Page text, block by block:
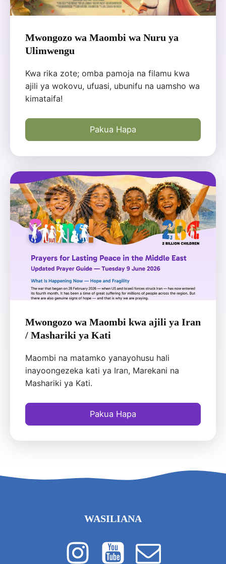
Mwongozo wa Maombi wa Nuru ya
Ulimwengu
Kwa rika zote; omba pamoja na filamu kwa
ajili ya wokovu, ufuasi, ubunifu na uamsho wa
kimataifa!
Pakua Hapa
Mwongozo wa Maombi kwa ajili ya Iran
/ Mashariki ya Kati
Maombi na matamko yanayohusu hali
inayoongezeka kati ya Iran, Marekani na
Mashariki ya Kati.
Pakua Hapa
WASILIANA